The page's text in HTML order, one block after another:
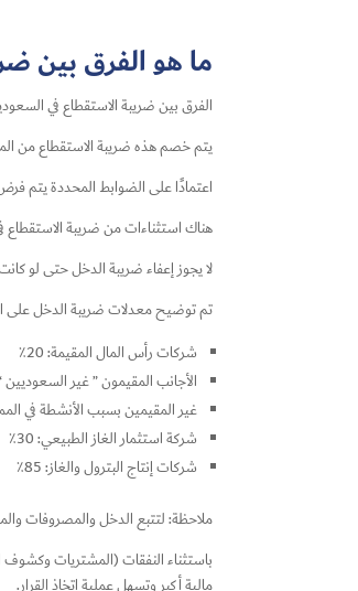
ما هو الفرق بين
الفرق بين ضريبة الاستقطاع في
يتم خصم هذه ضريبة الاستقطاع من
اعتمادًا على الضوابط المحددة يتم
هناك استثناءات من ضريبة الاستقطاع
لا يجوز إعفاء ضريبة الدخل حتى لو
تم توضيح معدلات ضريبة الدخل على
شركات رأس المال المقيمة: 20٪
الأجانب المقيمون ” غير السعوديين “:
غير المقيمين بسبب الأنشطة في
شركة استثمار الغاز الطبيعي: 30٪
شركات إنتاج البترول والغاز: 85٪
ملاحظة: لتتبع الدخل والمصروفات
باستثناء النفقات (المشتريات وكشوف
مالية أكبر وتسهل عملية اتخاذ القرار.